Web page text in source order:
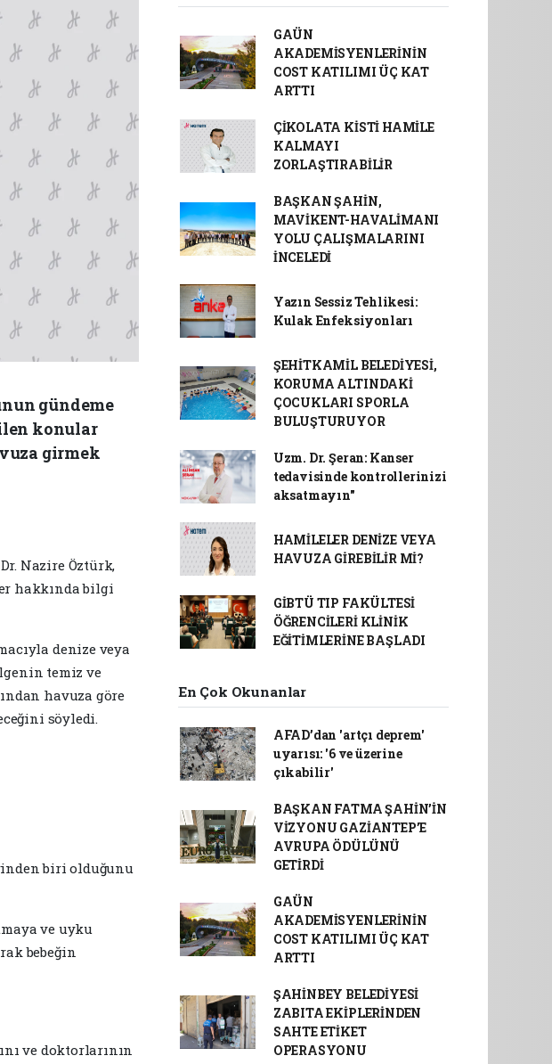
gündeme
konular
girmek
Nazire Öztürk,
hakkında bilgi
denize veya
temiz ve
havuza göre
söyledi.
biri olduğunu
ve uyku
bebeğin
ve doktorlarının
GAÜN
AKADEMİSYENLERİNİN
COST KATILIMI ÜÇ KAT
ARTTI
ÇİKOLATA KİSTİ HAMİLE
KALMAYI
ZORLAŞTIRABİLİR
BAŞKAN ŞAHİN,
MAVİKENT-HAVALİMANI
YOLU ÇALIŞMALARINI
İNCELEDİ
Yazın Sessiz Tehlikesi:
Kulak Enfeksiyonları
ŞEHİTKAMİL BELEDİYESİ,
KORUMA ALTINDAKİ
ÇOCUKLARI SPORLA
BULUŞTURUYOR
Uzm. Dr. Şeran: Kanser
tedavisinde kontrollerinizi
aksatmayın"
HAMİLELER DENİZE VEYA
HAVUZA GİREBİLİR Mİ?
GİBTÜ TIP FAKÜLTESİ
ÖĞRENCİLERİ KLİNİK
EĞİTİMLERİNE BAŞLADI
En Çok Okunanlar
AFAD’dan 'artçı deprem'
uyarısı: '6 ve üzerine
çıkabilir'
BAŞKAN FATMA ŞAHİN’İN
VİZYONU GAZİANTEP’E
AVRUPA ÖDÜLÜNÜ
GETİRDİ
GAÜN
AKADEMİSYENLERİNİN
COST KATILIMI ÜÇ KAT
ARTTI
ŞAHİNBEY BELEDİYESİ
ZABITA EKİPLERİNDEN
SAHTE ETİKET
OPERASYONU